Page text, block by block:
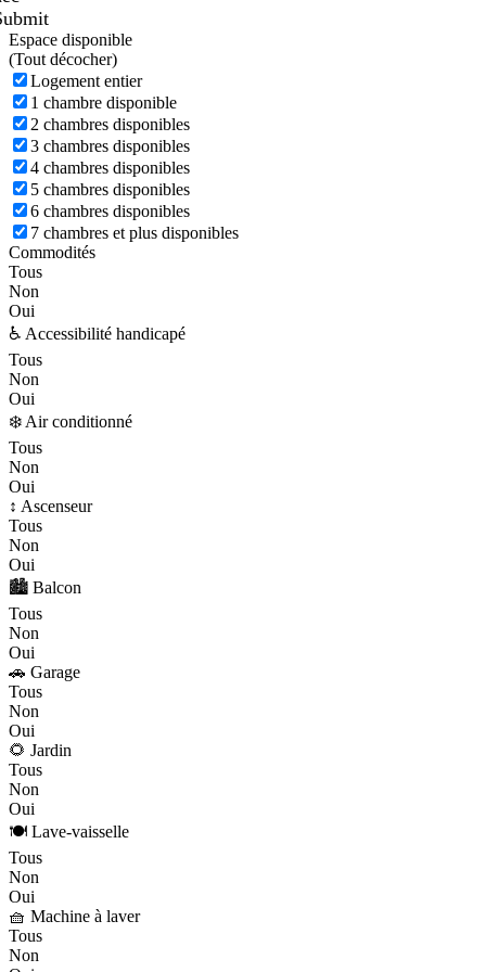
Espace disponible
(Tout décocher)
Logement entier
1 chambre disponible
2 chambres disponibles
3 chambres disponibles
4 chambres disponibles
5 chambres disponibles
6 chambres disponibles
7 chambres et plus disponibles
Commodités
Tous
Non
Oui
♿ Accessibilité handicapé
Tous
Non
Oui
❄️ Air conditionné
Tous
Non
Oui
↕️ Ascenseur
Tous
Non
Oui
🏙️ Balcon
Tous
Non
Oui
🚗 Garage
Tous
Non
Oui
🌻 Jardin
Tous
Non
Oui
🍽️ Lave-vaisselle
Tous
Non
Oui
🧺 Machine à laver
Tous
Non